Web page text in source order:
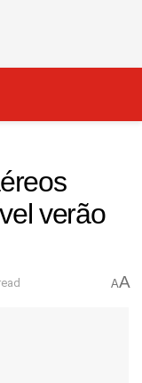
verão
AA